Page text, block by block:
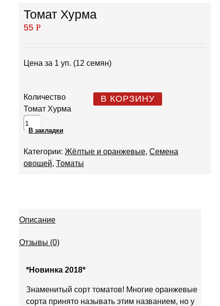
Томат Хурма
55 Р
Цена за 1 уп. (12 семян)
Количество
Томат Хурма
В КОРЗИНУ
В закладки
Категории: Жёлтые и оранжевые, Семена
овощей, Томаты
Описание
Отзывы (0)
*Новинка 2018*
Знаменитый сорт томатов! Многие оранжевые
сорта принято называть этим названием, но у